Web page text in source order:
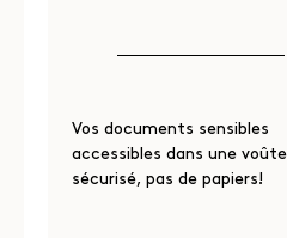
Vos documents sensibles
accessibles dans une voûte
sécurisé, pas de papiers!